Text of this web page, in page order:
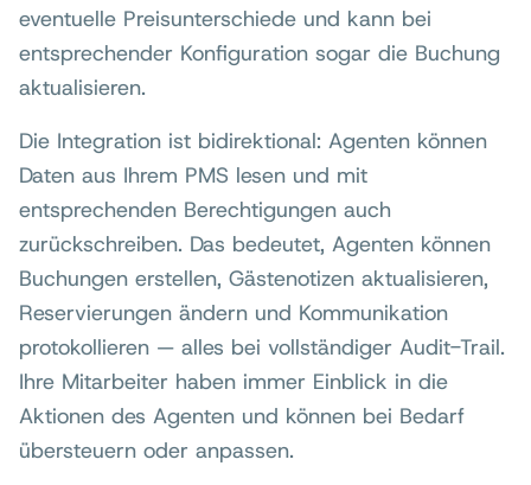
eventuelle Preisunterschiede und kann bei
entsprechender Konfiguration sogar die Buchung
aktualisieren.
Die Integration ist bidirektional: Agenten können
Daten aus Ihrem PMS lesen und mit
entsprechenden Berechtigungen auch
zurückschreiben. Das bedeutet, Agenten können
Buchungen erstellen, Gästenotizen aktualisieren,
Reservierungen ändern und Kommunikation
protokollieren — alles bei vollständiger Audit-Trail.
Ihre Mitarbeiter haben immer Einblick in die
Aktionen des Agenten und können bei Bedarf
übersteuern oder anpassen.